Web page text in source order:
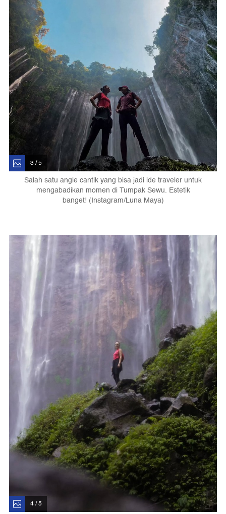
3 / 5
Salah satu angle cantik yang bisa jadi ide traveler untuk
mengabadikan momen di Tumpak Sewu. Estetik
banget! (Instagram/Luna Maya)
4 / 5